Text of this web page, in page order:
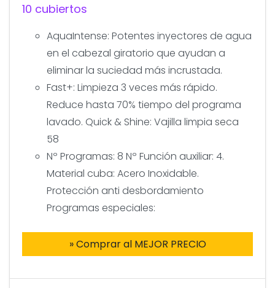
10 cubiertos
AquaIntense: Potentes inyectores de agua
en el cabezal giratorio que ayudan a
eliminar la suciedad más incrustada.
Fast+: Limpieza 3 veces más rápido.
Reduce hasta 70% tiempo del programa
lavado. Quick & Shine: Vajilla limpia seca
58
Nº Programas: 8 Nº Función auxiliar: 4.
Material cuba: Acero Inoxidable.
Protección anti desbordamiento
Programas especiales:
» Comprar al MEJOR PRECIO